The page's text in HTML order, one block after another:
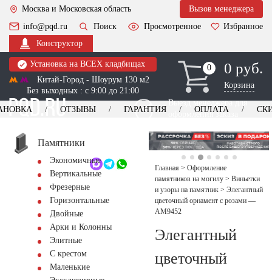
Москва и Московская область
Вызов менеджера
info@pqd.ru
Поиск Просмотренное
Избранное
Конструктор
Установка на ВСЕХ кладбищах
Китай-Город - Шоурум 130 м2
Без выходных : с 9:00 до 21:00
0
0 0 руб.
Корзина
Выезд менеджера для
оформления заказа
+7 (495) 518-44-23
Обратный звонок
ОТЗЫВЫ ГАРАНТИЯ ОПЛАТА
Памятники
Экономичные
Вертикальные
Фрезерные
Горизонтальные
Двойные
Арки и Колонны
Элитные
С крестом
Маленькие
Главная > Оформление
памятников на могилу > Виньетки
и узоры на памятник > Элегантный
цветочный орнамент с розами —
AM9452
Элегантный
цветочный